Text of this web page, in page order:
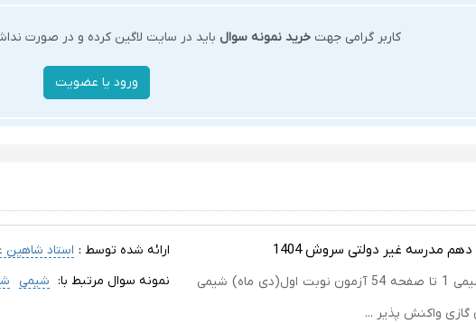
کاربر گرامی جهت خرید نمونه سوال باید در سایت لاگین کرده و در صورت
مدرسه غیر دولتی سروش 1404
ورد امتحان نوبت اول شیمی 1 تا صفحه 54 آزمون نوبت اول(دی ماه) شیمی
گازی واکنش پذیر ...
ارائه شده توسط : استاد شاهین
نمونه سوال مرتبط با: شیمی